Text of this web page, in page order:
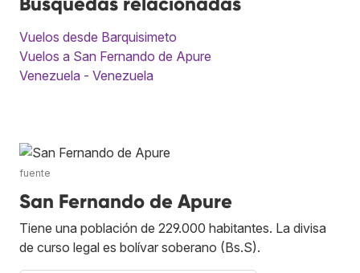
Vuelos desde Barquisimeto
Vuelos a San Fernando de Apure
Venezuela - Venezuela
fuente
San Fernando de Apure
Tiene una población de 229.000 habitantes. La divisa
de curso legal es bolívar soberano (Bs.S).